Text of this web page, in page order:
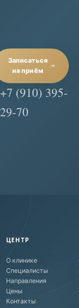
Записаться
на приём
+7 (910) 395-
29-70
ЦЕНТР
О клинике
Специалисты
Направления
Цены
Контакты